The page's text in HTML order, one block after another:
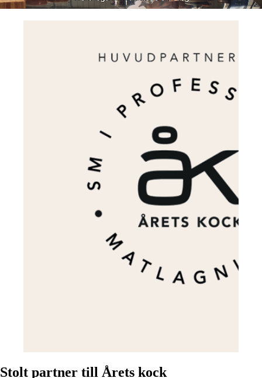
Stolt partner till Årets kock